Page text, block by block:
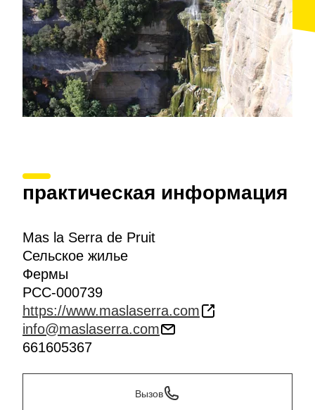
практическая информация
Mas la Serra de Pruit
Сельское жилье
Фермы
PCC-000739
https://www.maslaserra.com
info@maslaserra.com
661605367
Вызов